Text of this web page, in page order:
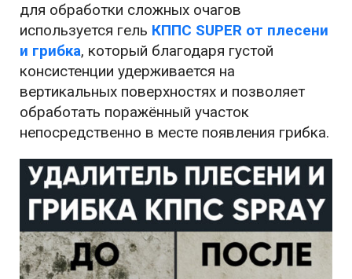
для обработки сложных очагов
используется гель КППС SUPER от плесени
и грибка, который благодаря густой
консистенции удерживается на
вертикальных поверхностях и позволяет
обработать поражённый участок
непосредственно в месте появления грибка.